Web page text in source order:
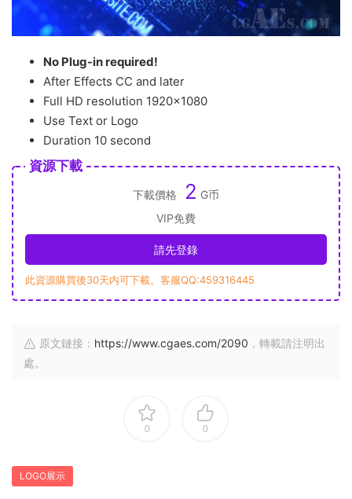
No Plug-in required!
After Effects CC and later
Full HD resolution 1920×1080
Use Text or Logo
Duration 10 second
資源下載
下載價格 2 G币
VIP免費
請先登錄
此資源購買後30天内可下載。客服QQ:459316445
原文鏈接： https://www.cgaes.com/2090 ，轉載請注明出
處。
0 0
LOGO展示